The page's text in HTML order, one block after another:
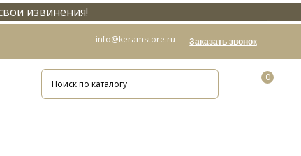
извинения!
info@keramstore.ru Заказать звонок
0